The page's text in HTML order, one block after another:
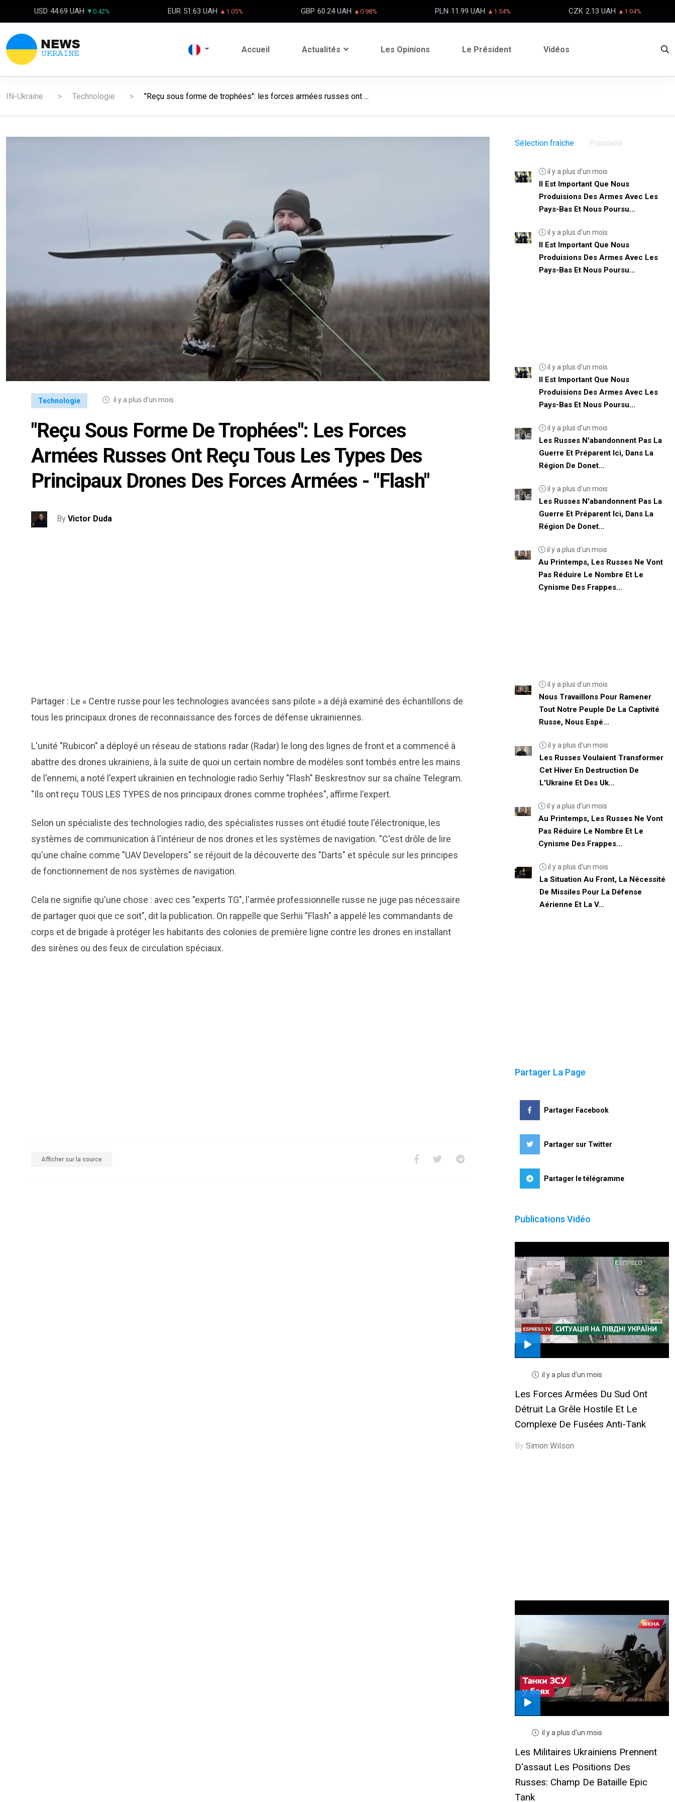
USD 44.69 UAH ▼0.42% EUR 51.63 UAH ▲1.05% GBP 60.24 UAH ▲0.98% PLN 11.99 UAH ▲1.54% CZK 2.13 UAH ▲1.04%
Accueil Actualités Les Opinions Le Président Vidéos
IN-Ukraine Technologie "Reçu sous forme de trophées": les forces armées russes ont ...
Technologie il y a plus d'un mois
"Reçu Sous Forme De Trophées": Les Forces
Armées Russes Ont Reçu Tous Les Types Des
Principaux Drones Des Forces Armées - "Flash"
By Victor Duda
Partager : Le « Centre russe pour les technologies avancées sans pilote » a déjà examiné des échantillons de
tous les principaux drones de reconnaissance des forces de défense ukrainiennes.
L'unité "Rubicon" a déployé un réseau de stations radar (Radar) le long des lignes de front et a commencé à
abattre des drones ukrainiens, à la suite de quoi un certain nombre de modèles sont tombés entre les mains
de l'ennemi, a noté l'expert ukrainien en technologie radio Serhiy "Flash" Beskrestnov sur sa chaîne Telegram.
"Ils ont reçu TOUS LES TYPES de nos principaux drones comme trophées", affirme l'expert.
Selon un spécialiste des technologies radio, des spécialistes russes ont étudié toute l'électronique, les
systèmes de communication à l'intérieur de nos drones et les systèmes de navigation. "C'est drôle de lire
qu'une chaîne comme "UAV Developers" se réjouit de la découverte des "Darts" et spécule sur les principes
de fonctionnement de nos systèmes de navigation.
Cela ne signifie qu'une chose : avec ces "experts TG", l'armée professionnelle russe ne juge pas nécessaire
de partager quoi que ce soit", dit la publication. On rappelle que Serhii "Flash" a appelé les commandants de
corps et de brigade à protéger les habitants des colonies de première ligne contre les drones en installant
des sirènes ou des feux de circulation spéciaux.
Afficher sur la source
Sélection fraîche Populaire
il y a plus d'un mois
Il Est Important Que Nous
Produisions Des Armes Avec Les
Pays-Bas Et Nous Poursu...
il y a plus d'un mois
Il Est Important Que Nous
Produisions Des Armes Avec Les
Pays-Bas Et Nous Poursu...
il y a plus d'un mois
Il Est Important Que Nous
Produisions Des Armes Avec Les
Pays-Bas Et Nous Poursu...
il y a plus d'un mois
Les Russes N'abandonnent Pas La
Guerre Et Préparent Ici, Dans La
Région De Donet...
il y a plus d'un mois
Les Russes N'abandonnent Pas La
Guerre Et Préparent Ici, Dans La
Région De Donet...
il y a plus d'un mois
Au Printemps, Les Russes Ne Vont
Pas Réduire Le Nombre Et Le
Cynisme Des Frappes...
il y a plus d'un mois
Nous Travaillons Pour Ramener
Tout Notre Peuple De La Captivité
Russe, Nous Espé...
il y a plus d'un mois
Les Russes Voulaient Transformer
Cet Hiver En Destruction De
L'Ukraine Et Des Uk...
il y a plus d'un mois
Au Printemps, Les Russes Ne Vont
Pas Réduire Le Nombre Et Le
Cynisme Des Frappes...
il y a plus d'un mois
La Situation Au Front, La Nécessité
De Missiles Pour La Défense
Aérienne Et La V...
Partager La Page
Partager Facebook
Partager sur Twitter
Partager le télégramme
Publications Vidéo
il y a plus d'un mois
Les Forces Armées Du Sud Ont
Détruit La Grêle Hostile Et Le
Complexe De Fusées Anti-Tank
By Simon Wilson
il y a plus d'un mois
Les Militaires Ukrainiens Prennent
D'assaut Les Positions Des
Russes: Champ De Bataille Epic
Tank